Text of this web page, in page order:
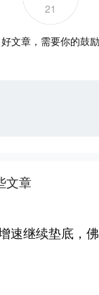
21
好文章，需要你的鼓励
文章
速继续垫底，